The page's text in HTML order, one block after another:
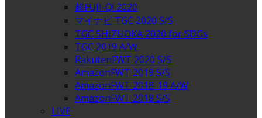
超FUJI-Q! 2020
マイナビ TGC 2020 S/S
TGC SHIZUOKA 2020 for SDGs
TGC 2019 A/W
RakutenFWT 2020 S/S
AmazonFWT 2019 S/S
AmazonFWT 2018-19 A/W
AmazonFWT 2018 S/S
LIVE